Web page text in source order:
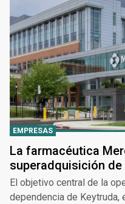
EMPRESAS
La farmacéutica
superadquisición de
El objetivo central de la
dependencia de